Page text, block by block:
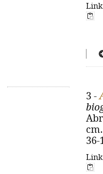
3 -
36-